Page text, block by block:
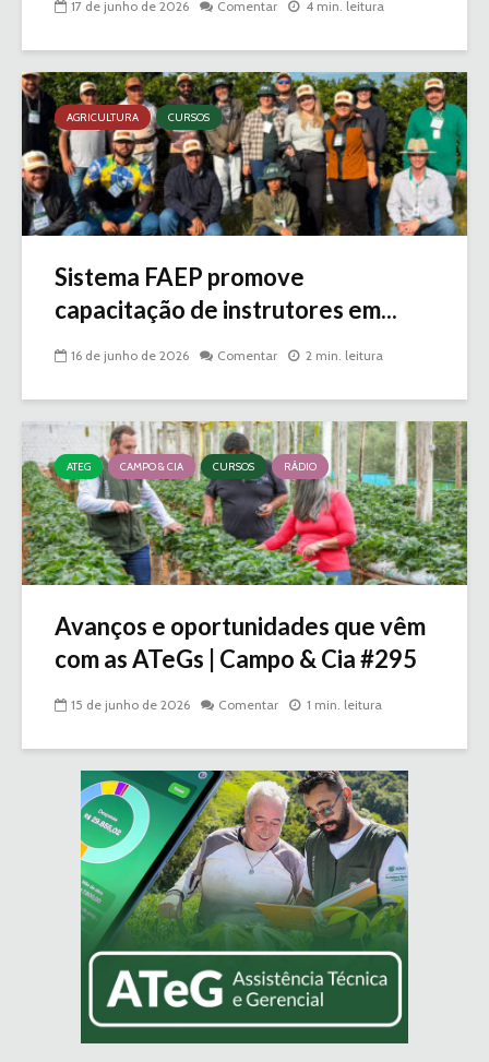
17 de junho de 2026 Comentar 4 min. leitura
AGRICULTURA CURSOS
Sistema FAEP promove
capacitação de instrutores em...
16 de junho de 2026 Comentar 2 min. leitura
ATEG CAMPO & CIA CURSOS RÁDIO
Avanços e oportunidades que vêm
com as ATeGs | Campo & Cia #295
15 de junho de 2026 Comentar 1 min. leitura